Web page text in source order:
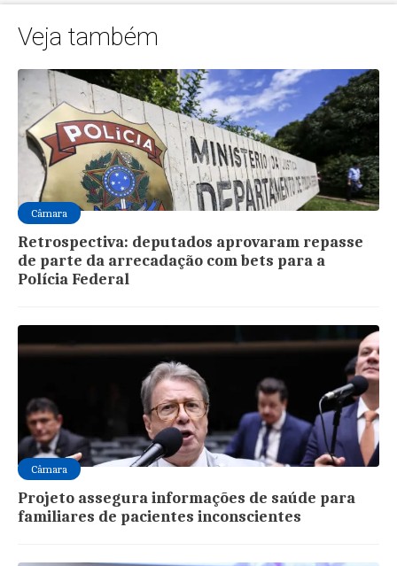
Veja também
Câmara
Retrospectiva: deputados aprovaram repasse
de parte da arrecadação com bets para a
Polícia Federal
Câmara
Projeto assegura informações de saúde para
familiares de pacientes inconscientes